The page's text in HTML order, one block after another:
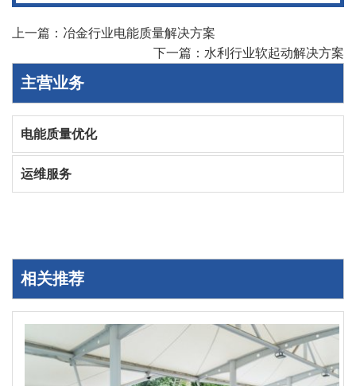
上一篇： 冶金行业电能质量解决方案
下一篇： 水利行业软起动解决方案
主营业务
电能质量优化
运维服务
相关推荐